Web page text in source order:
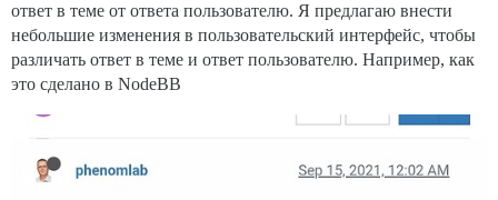
ответ в теме от ответа пользователю. Я предлагаю внести
небольшие изменения в пользовательский интерфейс, чтобы
различать ответ в теме и ответ пользователю. Например, как
это сделано в NodeBB